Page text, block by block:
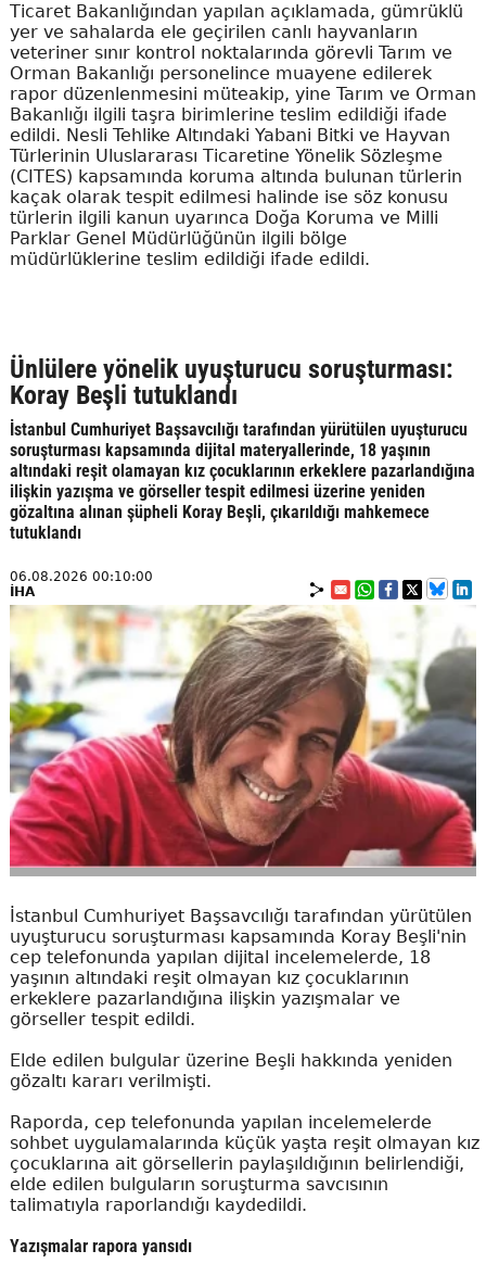
Ticaret Bakanlığından yapılan açıklamada, gümrüklü
yer ve sahalarda ele geçirilen canlı hayvanların
veteriner sınır kontrol noktalarında görevli Tarım ve
Orman Bakanlığı personelince muayene edilerek
rapor düzenlenmesini müteakip, yine Tarım ve Orman
Bakanlığı ilgili taşra birimlerine teslim edildiği ifade
edildi. Nesli Tehlike Altındaki Yabani Bitki ve Hayvan
Türlerinin Uluslararası Ticaretine Yönelik Sözleşme
(CITES) kapsamında koruma altında bulunan türlerin
kaçak olarak tespit edilmesi halinde ise söz konusu
türlerin ilgili kanun uyarınca Doğa Koruma ve Milli
Parklar Genel Müdürlüğünün ilgili bölge
müdürlüklerine teslim edildiği ifade edildi.
Ünlülere yönelik uyuşturucu soruşturması:
Koray Beşli tutuklandı
İstanbul Cumhuriyet Başsavcılığı tarafından yürütülen uyuşturucu
soruşturması kapsamında dijital materyallerinde, 18 yaşının
altındaki reşit olamayan kız çocuklarının erkeklere pazarlandığına
ilişkin yazışma ve görseller tespit edilmesi üzerine yeniden
gözaltına alınan şüpheli Koray Beşli, çıkarıldığı mahkemece
tutuklandı
06.08.2026 00:10:00
İHA
İstanbul Cumhuriyet Başsavcılığı tarafından yürütülen
uyuşturucu soruşturması kapsamında Koray Beşli'nin
cep telefonunda yapılan dijital incelemelerde, 18
yaşının altındaki reşit olmayan kız çocuklarının
erkeklere pazarlandığına ilişkin yazışmalar ve
görseller tespit edildi.
Elde edilen bulgular üzerine Beşli hakkında yeniden
gözaltı kararı verilmişti.
Raporda, cep telefonunda yapılan incelemelerde
sohbet uygulamalarında küçük yaşta reşit olmayan kız
çocuklarına ait görsellerin paylaşıldığının belirlendiği,
elde edilen bulguların soruşturma savcısının
talimatıyla raporlandığı kaydedildi.
Yazışmalar rapora yansıdı